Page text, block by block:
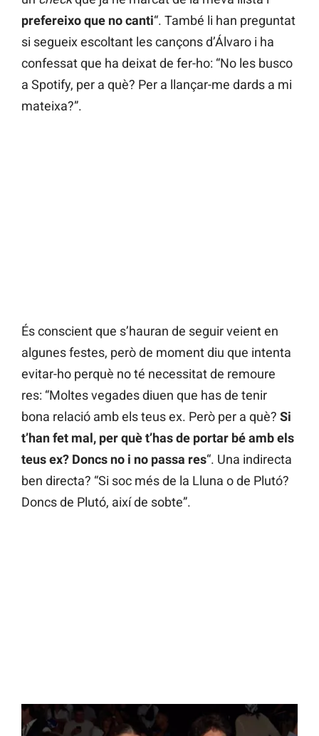
prefereixo que no canti“. També li han preguntat
si segueix escoltant les cançons d’Álvaro i ha
confessat que ha deixat de fer-ho: “No les busco
a Spotify, per a què? Per a llançar-me dards a mi
mateixa?”.
És conscient que s’hauran de seguir veient en
algunes festes, però de moment diu que intenta
evitar-ho perquè no té necessitat de remoure
res: “Moltes vegades diuen que has de tenir
bona relació amb els teus ex. Però per a què? Si
t’han fet mal, per què t’has de portar bé amb els
teus ex? Doncs no i no passa res“. Una indirecta
ben directa? “Si soc més de la Lluna o de Plutó?
Doncs de Plutó, així de sobte”.